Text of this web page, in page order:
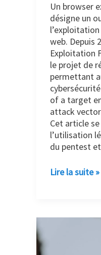
Un browser
désigne un
web. Depuis
Exploitation
le projet de
permettant
of a target
attack
Cet article
l’utilisation
du pentest
Lire la suite »